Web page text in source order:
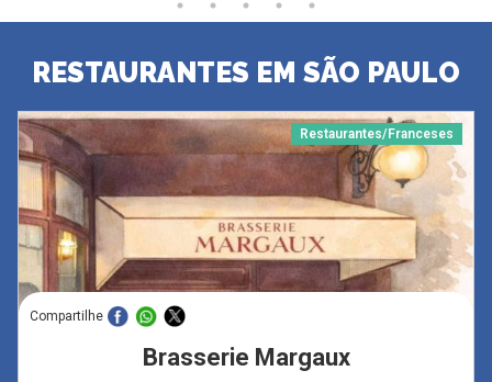
RESTAURANTES EM SÃO PAULO
Restaurantes/Franceses
Compartilhe
Brasserie Margaux